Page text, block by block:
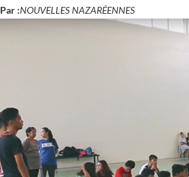
Par :NOUVELLES NAZARÉENNES